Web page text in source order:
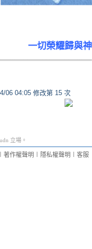
一切榮耀歸與
06 04:05 修改第 15 次
立場。
著作權聲明 隱私權聲明 客服